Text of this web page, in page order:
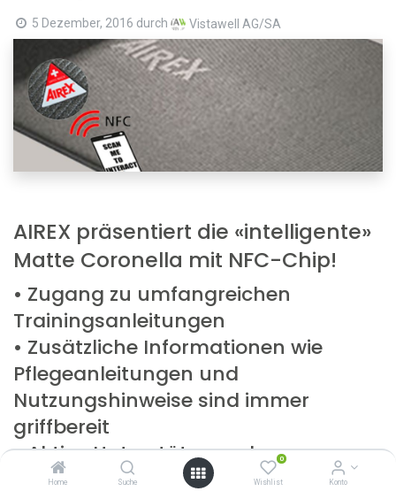
Home Suche
0
Wishlist Konto
5 Dezember, 2016 durch Vistawell AG/SA
AIREX präsentiert die «intelligente»
Matte Coronella mit NFC-Chip!
• Zugang zu umfangreichen
Trainingsanleitungen
• Zusätzliche Informationen wie
Pflegeanleitungen und
Nutzungshinweise sind immer
griffbereit
• Aktive Unterstützung des
Kundenberaters mit allen